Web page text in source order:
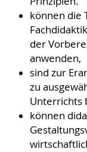
können die
der
anwenden,
sind zur
zu
Unterrichts
können